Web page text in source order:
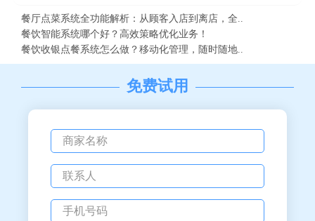
餐厅点菜系统全功能解析：从顾客入店到离店，全..
餐饮智能系统哪个好？高效策略优化业务！
餐饮收银点餐系统怎么做？移动化管理，随时随地..
免费试用